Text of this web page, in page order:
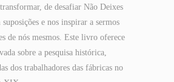
de desafiar Não Deixes
e nos inspirar a sermos
de nós mesmos. Este livro oferece
sobre a pesquisa histórica,
dos trabalhadores das fábricas no